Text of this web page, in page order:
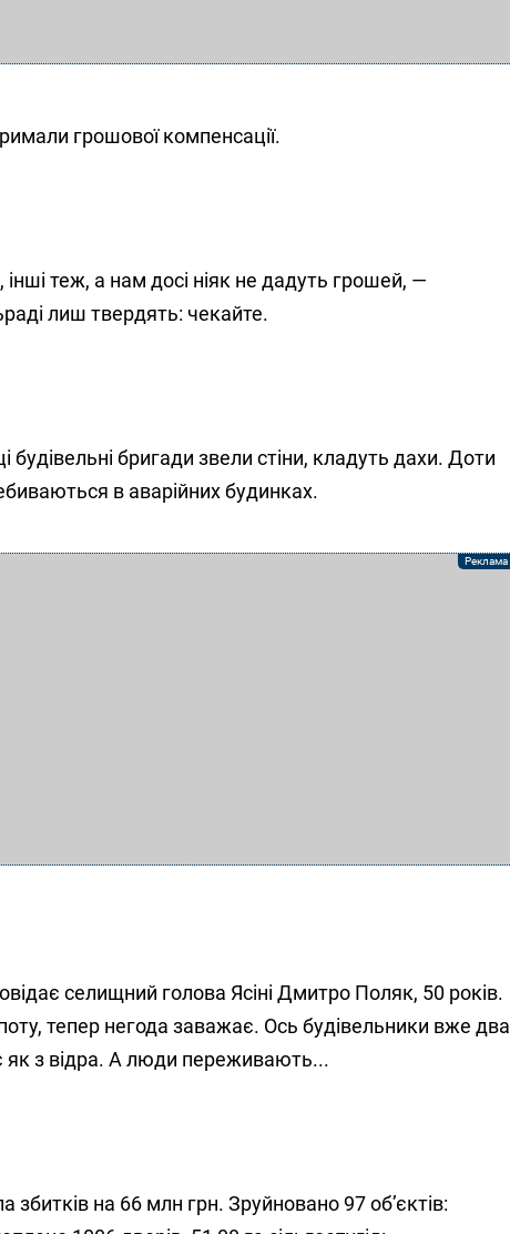
грошової компенсації.
інші теж, а нам досі ніяк не дадуть грошей, —
лиш твердять: чекайте.
будівельні бригади звели стіни, кладуть дахи. Доти
в аварійних будинках.
селищний голова Ясіні Дмитро Поляк, 50 років.
тепер негода заважає. Ось будівельники вже два
як з відра. А люди переживають...
збитків на 66 млн грн. Зруйновано 97 об’єктів: